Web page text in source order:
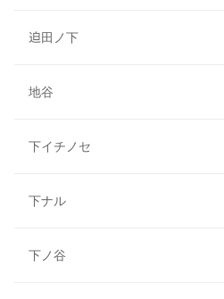
迫田ノ下
地谷
下イチノセ
下ナル
下ノ谷